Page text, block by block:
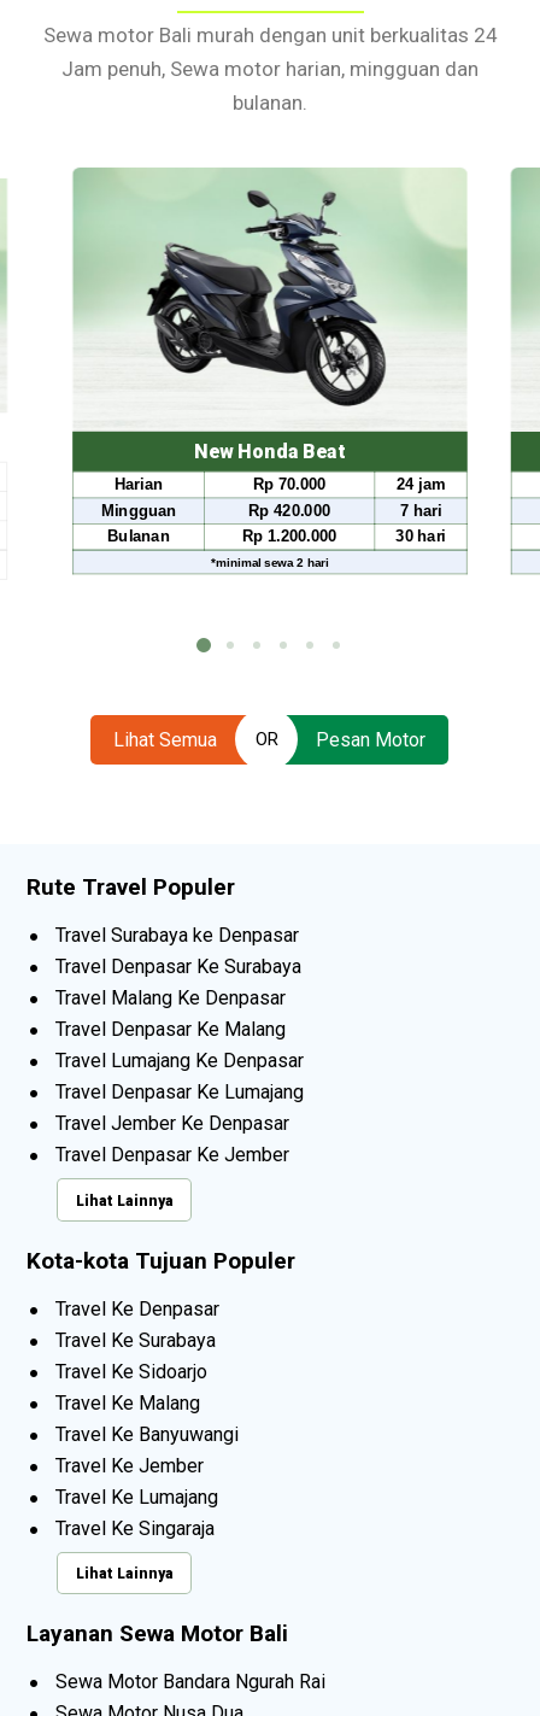
Sewa motor Bali murah dengan unit berkualitas 24
Jam penuh, Sewa motor harian, mingguan dan
bulanan.
Rp 420.000
Rp 1.200.000
Mingguan
Bulanan
Lihat Semua OR Pesan Motor
Rute Travel Populer
Travel Surabaya ke Denpasar
Travel Denpasar Ke Surabaya
Travel Malang Ke Denpasar
Travel Denpasar Ke Malang
Travel Lumajang Ke Denpasar
Travel Denpasar Ke Lumajang
Travel Jember Ke Denpasar
Travel Denpasar Ke Jember
Lihat Lainnya
Kota-kota Tujuan Populer
Travel Ke Denpasar
Travel Ke Surabaya
Travel Ke Sidoarjo
Travel Ke Malang
Travel Ke Banyuwangi
Travel Ke Jember
Travel Ke Lumajang
Travel Ke Singaraja
Lihat Lainnya
Layanan Sewa Motor Bali
Sewa Motor Bandara Ngurah Rai